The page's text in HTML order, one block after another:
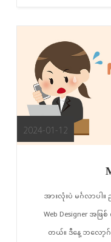
2024-01-12
အားလုံးပဲ မင်္ဂလာပါ
Web Designer အဖ
တယ်။ ဒီနေ့ ဘလော့